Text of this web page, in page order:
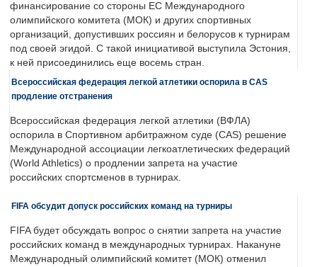
финансирование со стороны ЕС Международного
олимпийского комитета (МОК) и других спортивных
организаций, допустивших россиян и белорусов к турнирам
под своей эгидой. С такой инициативой выступила Эстония,
к ней присоединились еще восемь стран.
Всероссийская федерация легкой атлетики оспорила в CAS
продление отстранения
Всероссийская федерация легкой атлетики (ВФЛА)
оспорила в Спортивном арбитражном суде (CAS) решение
Международной ассоциации легкоатлетических федераций
(World Athletics) о продлении запрета на участие
российских спортсменов в турнирах.
FIFA обсудит допуск российских команд на турниры
FIFA будет обсуждать вопрос о снятии запрета на участие
российских команд в международных турнирах. Накануне
Международный олимпийский комитет (МОК) отменил